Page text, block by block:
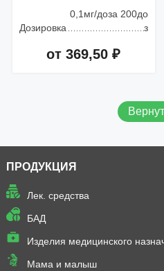
Дозировка
0,1мг/доза 200до
з
от 369,50 ₽
ПРОДУКЦИЯ
Лек. средства
БАД
Изделия медицинского
Мама и малыш